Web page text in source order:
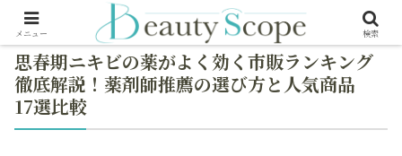
思春期ニキビの薬がよく効く市販ランキング
徹底解説！薬剤師推薦の選び方と人気商品
17選比較
メニュー 検索